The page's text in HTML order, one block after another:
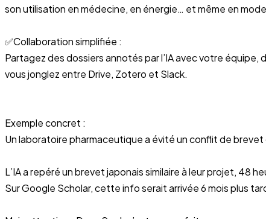
son utilisation en médecine, en énergie… et même en
✅Collaboration simplifiée :
Partagez des dossiers annotés par l’IA avec votre
vous jonglez entre Drive, Zotero et Slack.
Exemple concret :
Un laboratoire pharmaceutique a évité un conflit de
L’IA a repéré un brevet japonais similaire à leur projet, 48
Sur Google Scholar, cette info serait arrivée 6 mois plus